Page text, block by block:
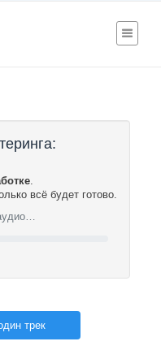
.
всё будет готово.
трек